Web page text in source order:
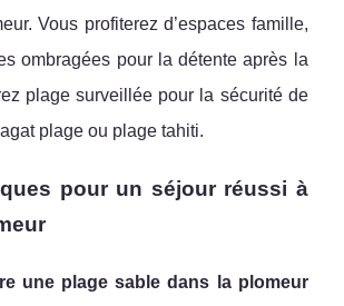
Vous profiterez d’espaces famille,
ombragées pour la détente après la
plage surveillée pour la sécurité de
plage ou plage tahiti.
pour un séjour réussi à
une plage sable dans la plomeur